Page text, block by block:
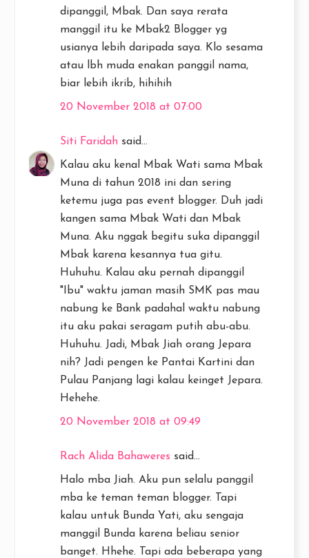
dipanggil, Mbak. Dan saya rerata
manggil itu ke Mbak2 Blogger yg
usianya lebih daripada saya. Klo sesama
atau lbh muda enakan panggil nama,
biar lebih ikrib, hihihih
20 November 2018 at 07:00
Siti Faridah said...
Kalau aku kenal Mbak Wati sama Mbak
Muna di tahun 2018 ini dan sering
ketemu juga pas event blogger. Duh jadi
kangen sama Mbak Wati dan Mbak
Muna. Aku nggak begitu suka dipanggil
Mbak karena kesannya tua gitu.
Huhuhu. Kalau aku pernah dipanggil
"Ibu" waktu jaman masih SMK pas mau
nabung ke Bank padahal waktu nabung
itu aku pakai seragam putih abu-abu.
Huhuhu. Jadi, Mbak Jiah orang Jepara
nih? Jadi pengen ke Pantai Kartini dan
Pulau Panjang lagi kalau keinget Jepara.
Hehehe.
20 November 2018 at 09:49
Rach Alida Bahaweres said...
Halo mba Jiah. Aku pun selalu panggil
mba ke teman teman blogger. Tapi
kalau untuk Bunda Yati, aku sengaja
manggil Bunda karena beliau senior
banget. Hhehe. Tapi ada beberapa yang